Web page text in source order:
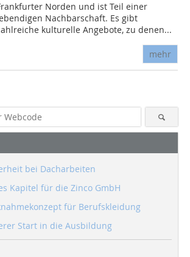
Norden und ist Teil einer
Nachbarschaft. Es gibt
kulturelle Angebote, zu denen...
mehr
bei Dacharbeiten
Kapitel für die Zinco GmbH
für Berufskleidung
Start in die Ausbildung